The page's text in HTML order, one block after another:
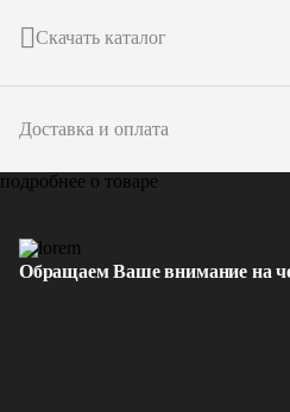
Скачать каталог
Доставка и оплата
подробнее о товаре
Обращаем Ваше внимание на